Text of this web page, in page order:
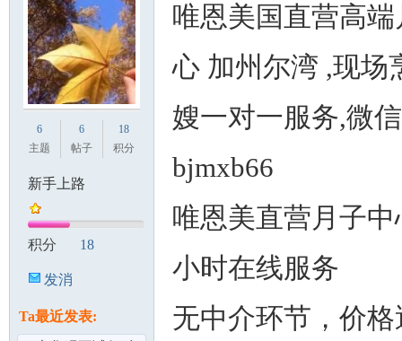
6
主题
6
帖子
18
积分
新手上路
积分 18
发消
Ta最近发表:
唯恩美国直营高
心 加州尔湾 ,现场
嫂一对一服务,微
bjmxb66
唯恩美直营月子中
小时在线服务
无中介环节，价